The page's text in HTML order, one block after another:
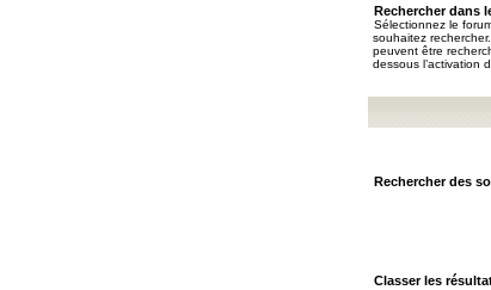
Rechercher dans
Sélectionnez le
souhaitez
peuvent être
dessous l’activation
Rechercher des
Classer les